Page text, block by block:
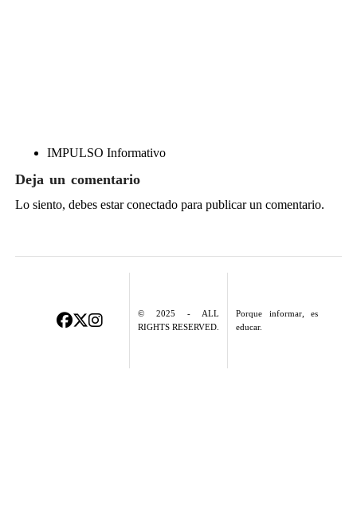
IMPULSO Informativo
Deja un comentario
Lo siento, debes estarconectadopara publicar un comentario.
© 2025 - ALL
RIGHTS RESERVED.
Porque informar, es
educar.